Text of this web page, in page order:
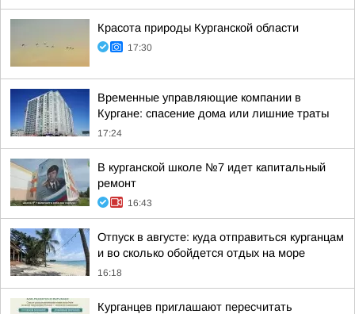
Красота природы Курганской области
17:30
Временные управляющие компании в
Кургане: спасение дома или лишние траты
17:24
В курганской школе №7 идет капитальный
ремонт
16:43
Отпуск в августе: куда отправиться курганцам
и во сколько обойдется отдых на море
16:18
Курганцев приглашают пересчитать